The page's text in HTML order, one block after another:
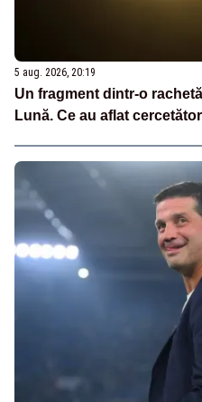
5 aug. 2026, 20:19
Un fragment dintr-o
Lună. Ce au aflat